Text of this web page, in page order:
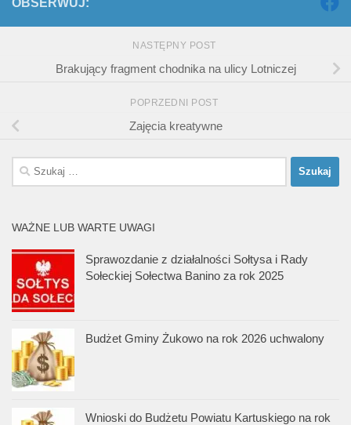
NASTĘPNY POST
Brakujący fragment chodnika na ulicy Lotniczej
POPRZEDNI POST
Zajęcia kreatywne
Szukaj:
WAŻNE LUB WARTE UWAGI
Sprawozdanie z działalności Sołtysa i Rady
Sołeckiej Sołectwa Banino za rok 2025
Budżet Gminy Żukowo na rok 2026 uchwalony
Wnioski do Budżetu Powiatu Kartuskiego na rok